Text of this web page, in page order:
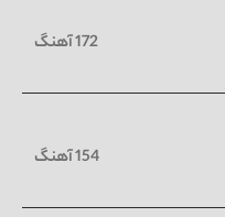
172 آهنگ
154 آهنگ